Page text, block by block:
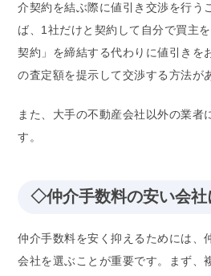
介契約を結ぶ際に値引き交渉を行う
ば、1社だけと契約して自分で買主
契約」を締結する代わりに値引きを
の査定額を提示して交渉する方法が
また、大手の不動産会社以外の業者
す。
◇仲介手数料の安い会社
仲介手数料を安く抑えるためには、
会社を選ぶことが重要です。まず、